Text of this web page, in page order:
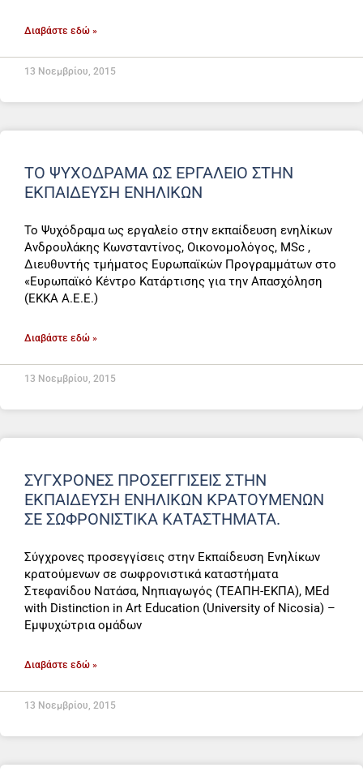
Διαβάστε εδώ »
13 Νοεμβρίου, 2015
ΤΟ ΨΥΧΌΔΡΑΜΑ ΩΣ ΕΡΓΑΛΕΊΟ ΣΤΗΝ
ΕΚΠΑΊΔΕΥΣΗ ΕΝΗΛΊΚΩΝ
Το Ψυχόδραμα ως εργαλείο στην εκπαίδευση ενηλίκων
Ανδρουλάκης Κωνσταντίνος, Οικονομολόγος, MSc ,
Διευθυντής τμήματος Ευρωπαϊκών Προγραμμάτων στο
«Ευρωπαϊκό Κέντρο Κατάρτισης για την Απασχόληση
(ΕΚΚΑ Α.Ε.Ε.)
Διαβάστε εδώ »
13 Νοεμβρίου, 2015
ΣΎΓΧΡΟΝΕΣ ΠΡΟΣΕΓΓΊΣΕΙΣ ΣΤΗΝ
ΕΚΠΑΊΔΕΥΣΗ ΕΝΗΛΊΚΩΝ ΚΡΑΤΟΎΜΕΝΩΝ
ΣΕ ΣΩΦΡΟΝΙΣΤΙΚΆ ΚΑΤΑΣΤΉΜΑΤΑ.
Σύγχρονες προσεγγίσεις στην Εκπαίδευση Ενηλίκων
κρατούμενων σε σωφρονιστικά καταστήματα
Στεφανίδου Νατάσα, Νηπιαγωγός (ΤΕΑΠΗ-ΕΚΠΑ), MEd
with Distinction in Art Education (University of Nicosia) –
Εμψυχώτρια ομάδων
Διαβάστε εδώ »
13 Νοεμβρίου, 2015